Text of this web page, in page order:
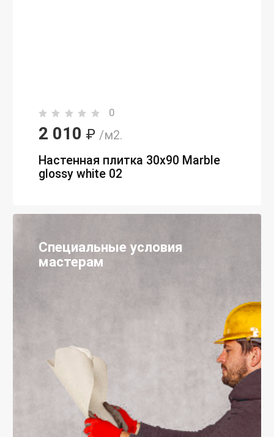
0
2 010 ₽ /м2.
Настенная плитка 30х90 Marble
glossy white 02
Специальные условия
мастерам